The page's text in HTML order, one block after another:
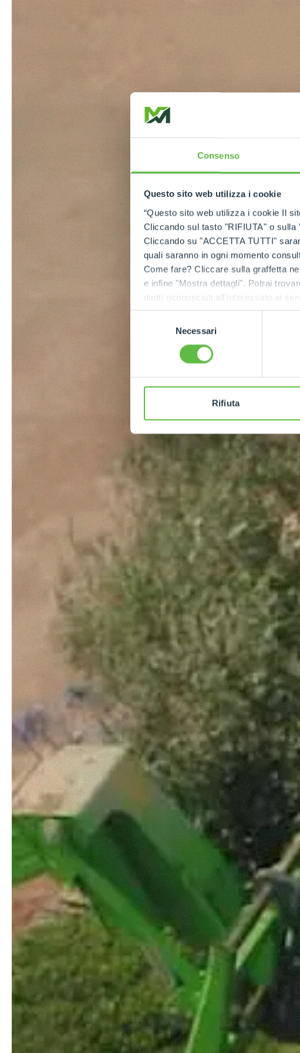
Consenso
Questo sito web utilizza i cookie
“Questo sito web utilizza i cookie Il
Cliccando sul tasto "RIFIUTA" o
Cliccando su "ACCETTA TUTTI"
quali saranno in ogni momento
Come fare? Cliccare sulla graffetta
e infine "Mostra dettagli". Potrai
diritti riconosciuti all'interessato ai
apposita procedura.
Necessari
Rifiuta